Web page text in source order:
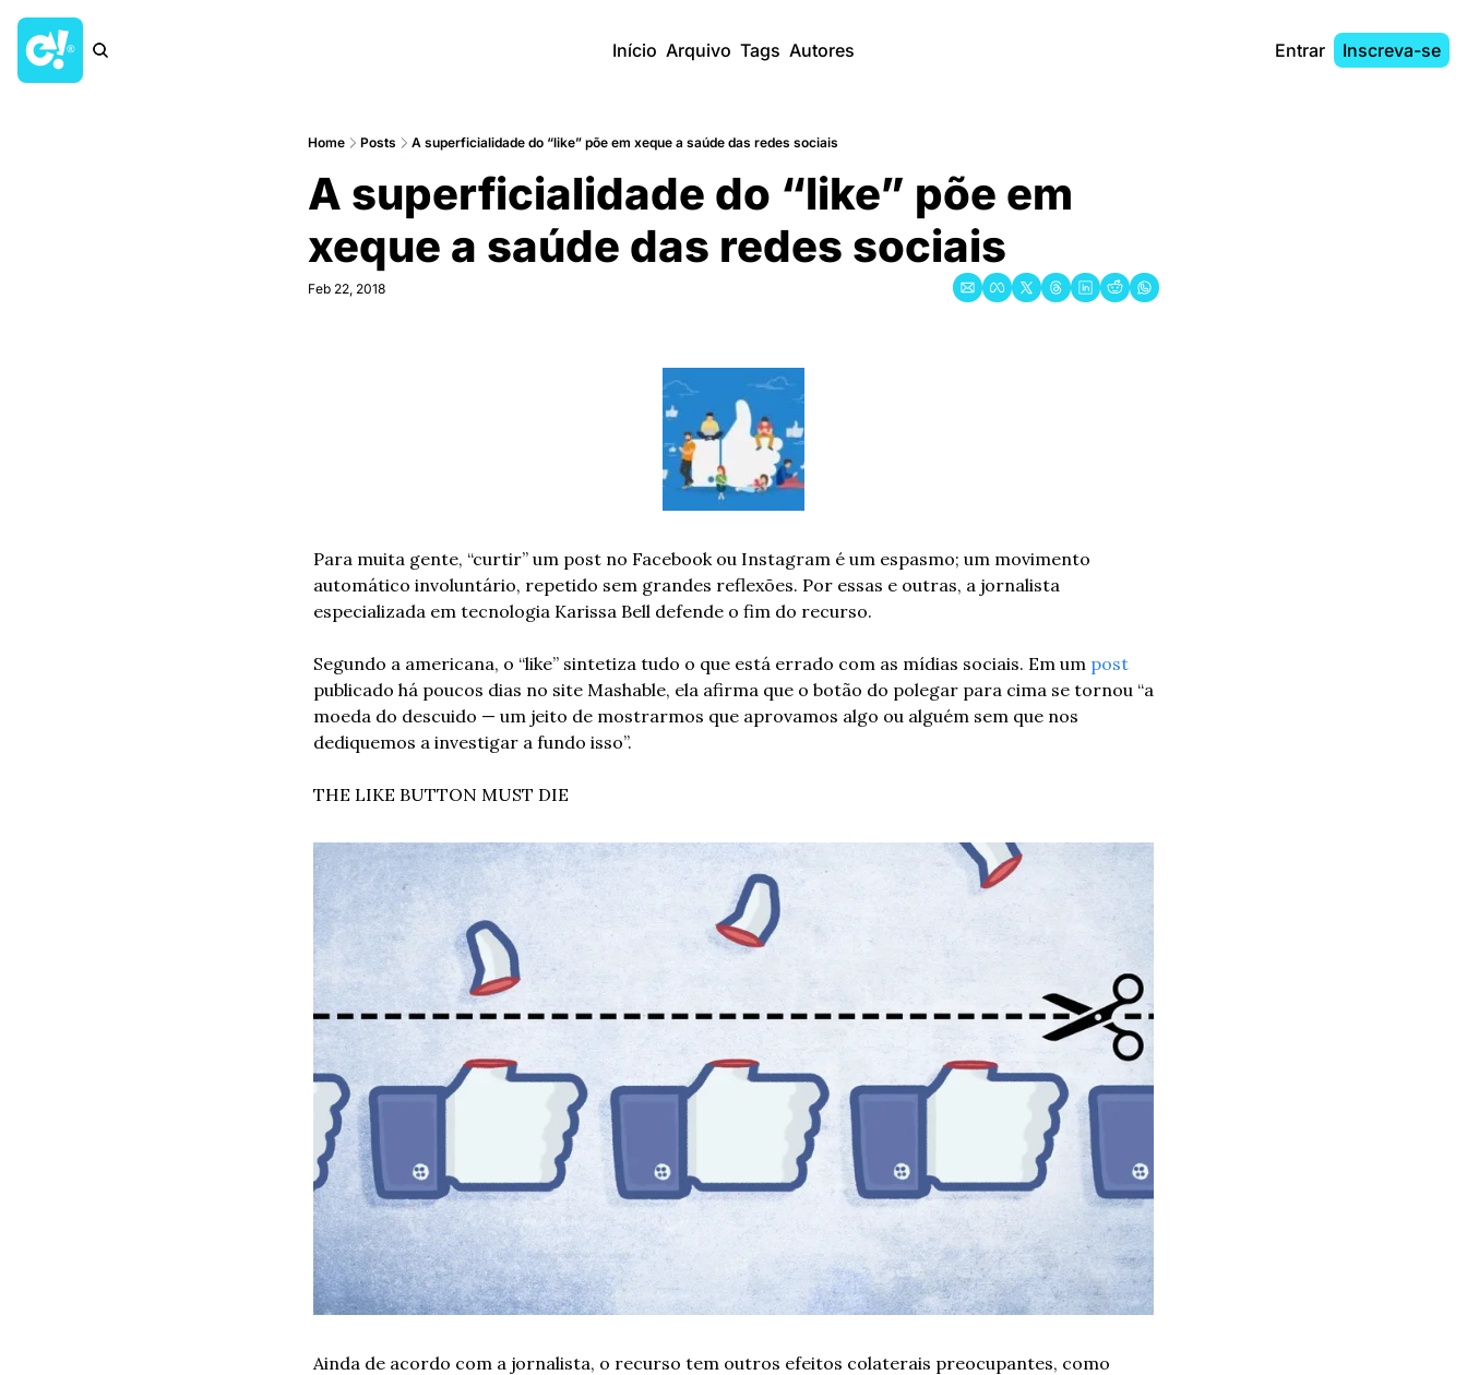
Início Arquivo Tags Autores Entrar Inscreva-se
Home Posts A superficialidade do “like” põe em xeque a saúde das redes sociais
A superficialidade do “like” põe em
xeque a saúde das redes sociais
Feb 22, 2018
Para muita gente, “curtir” um post no Facebook ou Instagram é um espasmo; um movimento
automático involuntário, repetido sem grandes reflexões. Por essas e outras, a jornalista
especializada em tecnologia Karissa Bell defende o fim do recurso.
Segundo a americana, o “like” sintetiza tudo o que está errado com as mídias sociais. Em um post
publicado há poucos dias no site Mashable, ela afirma que o botão do polegar para cima se tornou “a
moeda do descuido — um jeito de mostrarmos que aprovamos algo ou alguém sem que nos
dediquemos a investigar a fundo isso”.
THE LIKE BUTTON MUST DIE
Ainda de acordo com a jornalista, o recurso tem outros efeitos colaterais preocupantes, como